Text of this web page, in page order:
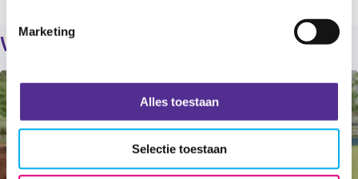
Marketing
Alles toestaan
Selectie toestaan
Verder lezen